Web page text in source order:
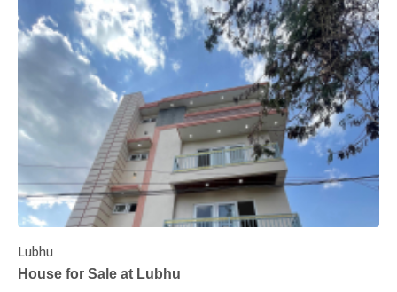
Lubhu
House for Sale at Lubhu